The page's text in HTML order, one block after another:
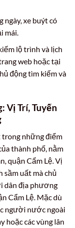
xe buýt có
mái.
lộ trình và lịch
web hoặc tại
động tìm kiếm và
Vị Trí, Tuyến
những điểm
thành phố, nằm
quận Cẩm Lệ. Vị
sầm uất mà chủ
dân địa phương
Cẩm Lệ. Mặc dù
người nước ngoài
hoặc các vùng lân